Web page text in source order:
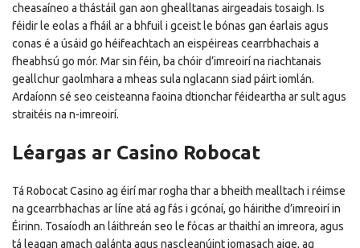
cheasaíneo a thástáil gan aon ghealltanas airgeadais tosaigh. Is
féidir le eolas a fháil ar a bhfuil i gceist le bónas gan éarlais agus
conas é a úsáid go héifeachtach an eispéireas cearrbhachais a
fheabhsú go mór. Mar sin féin, ba chóir d’imreoirí na riachtanais
geallchur gaolmhara a mheas sula nglacann siad páirt iomlán.
Ardaíonn sé seo ceisteanna faoina dtionchar féideartha ar sult agus
straitéis na n-imreoirí.
Léargas ar Casino Robocat
Tá Robocat Casino ag éirí mar rogha thar a bheith mealltach i réimse
na gcearrbhachas ar líne atá ag fás i gcónaí, go háirithe d’imreoirí in
Éirinn. Tosaíodh an láithreán seo le fócas ar thaithí an imreora, agus
tá leagan amach galánta agus nascleanúint iomasach aige, ag